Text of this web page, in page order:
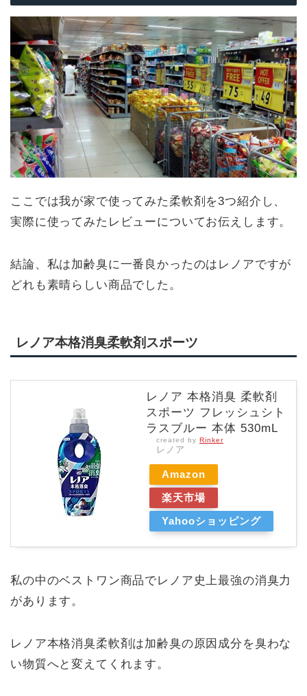
ここでは我が家で使ってみた柔軟剤を3つ紹介し、
実際に使ってみたレビューについてお伝えします。
結論、私は加齢臭に一番良かったのはレノアですが
どれも素晴らしい商品でした。
レノア本格消臭柔軟剤スポーツ
レノア 本格消臭 柔軟剤
スポーツ フレッシュシト
ラスブルー 本体 530mL
created by Rinker
レノア
Amazon
楽天市場
Yahooショッピング
私の中のベストワン商品でレノア史上最強の消臭力
があります。
レノア本格消臭柔軟剤は加齢臭の原因成分を臭わな
い物質へと変えてくれます。